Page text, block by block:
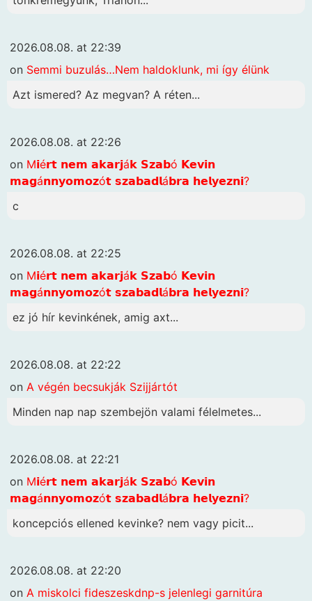
2026.08.08. at 22:39
on Semmi buzulás…Nem haldoklunk, mi így élünk
Azt ismered? Az megvan? A réten...
2026.08.08. at 22:26
on M𝗶é𝗿𝘁 𝗻𝗲𝗺 𝗮𝗸𝗮𝗿𝗷á𝗸 𝗦𝘇𝗮𝗯ó 𝗞𝗲𝘃𝗶𝗻
𝗺𝗮𝗴á𝗻𝗻𝘆𝗼𝗺𝗼𝘇ó𝘁 𝘀𝘇𝗮𝗯𝗮𝗱𝗹á𝗯𝗿𝗮 𝗵𝗲𝗹𝘆𝗲𝘇𝗻𝗶?
c
2026.08.08. at 22:25
on M𝗶é𝗿𝘁 𝗻𝗲𝗺 𝗮𝗸𝗮𝗿𝗷á𝗸 𝗦𝘇𝗮𝗯ó 𝗞𝗲𝘃𝗶𝗻
𝗺𝗮𝗴á𝗻𝗻𝘆𝗼𝗺𝗼𝘇ó𝘁 𝘀𝘇𝗮𝗯𝗮𝗱𝗹á𝗯𝗿𝗮 𝗵𝗲𝗹𝘆𝗲𝘇𝗻𝗶?
ez jó hír kevinkének, amig axt...
2026.08.08. at 22:22
on A végén becsukják Szijjártót
Minden nap nap szembejön valami félelmetes...
2026.08.08. at 22:21
on M𝗶é𝗿𝘁 𝗻𝗲𝗺 𝗮𝗸𝗮𝗿𝗷á𝗸 𝗦𝘇𝗮𝗯ó 𝗞𝗲𝘃𝗶𝗻
𝗺𝗮𝗴á𝗻𝗻𝘆𝗼𝗺𝗼𝘇ó𝘁 𝘀𝘇𝗮𝗯𝗮𝗱𝗹á𝗯𝗿𝗮 𝗵𝗲𝗹𝘆𝗲𝘇𝗻𝗶?
koncepciós ellened kevinke? nem vagy picit...
2026.08.08. at 22:20
on A miskolci fideszeskdnp-s jelenlegi garnitúra